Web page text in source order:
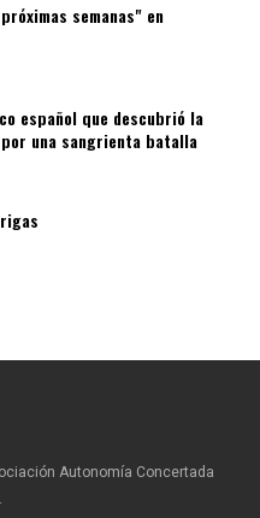
semanas" en
español que descubrió la
una sangrienta batalla
Autonomía Concertada
.